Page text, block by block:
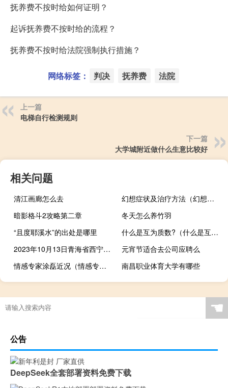
抚养费不按时给如何证明？
起诉抚养费不按时给的流程？
抚养费不按时给法院强制执行措施？
网络标签： 判决 抚养费 法院
上一篇
电梯自行检测规则
下一篇
大学城附近做什么生意比较好
相关问题
清江画廊怎么去
幻想症状及治疗方法（幻想症的表现怎么治疗）
暗影格斗2攻略第二章
冬天怎么养竹羽
“且度耶溪水”的出处是哪里
什么是互为质数?（什么是互为质数）
2023年10月13日青海省西宁市疫情大数据-今日/今天疫情全网搜索最新实时消息动态情况通知播报
元宵节适合去公司应聘么
情感专家涂磊近况（情感专家涂磊）
南昌职业体育大学有哪些
☚
公告
DeepSeek全套部署资料免费下载